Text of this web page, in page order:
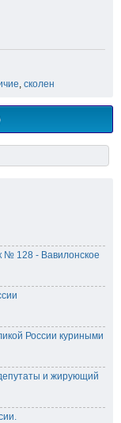
сколен
№ 128 - Вавилонское
России куриными
и жирующий